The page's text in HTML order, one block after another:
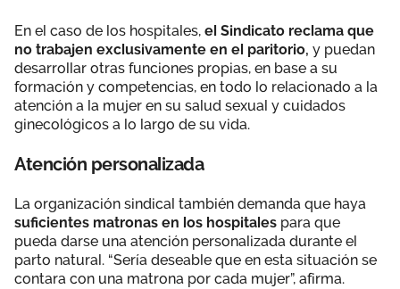
En el caso de los hospitales, el Sindicato reclama que
no trabajen exclusivamente en el paritorio, y puedan
desarrollar otras funciones propias, en base a su
formación y competencias, en todo lo relacionado a la
atención a la mujer en su salud sexual y cuidados
ginecológicos a lo largo de su vida.
Atención personalizada
La organización sindical también demanda que haya
suficientes matronas en los hospitales para que
pueda darse una atención personalizada durante el
parto natural. “Sería deseable que en esta situación se
contara con una matrona por cada mujer”, afirma.